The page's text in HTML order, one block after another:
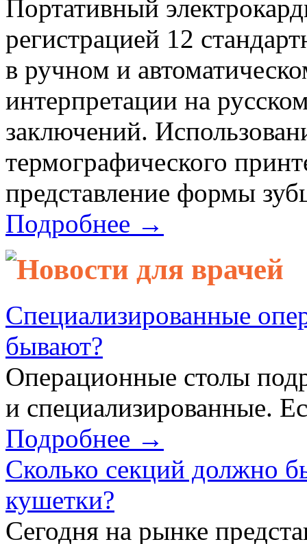
Портативный
регистрацией 12
в ручном и
интерпретации на
заключений.
термографического
представление формы
Подробнее →
Новости для врачей
Специализированные
бывают?
Операционные столы
и специализированные.
Подробнее →
Сколько секций должно
кушетки?
Сегодня на рынке